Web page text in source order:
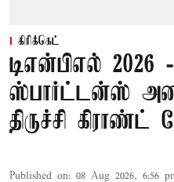
கிரிக்கெட்
டிஎன்பிஎல் 2026
ஸ்பார்ட்டன்ஸ்
திருச்சி
Published on: 08 Aug 2026, 6:56